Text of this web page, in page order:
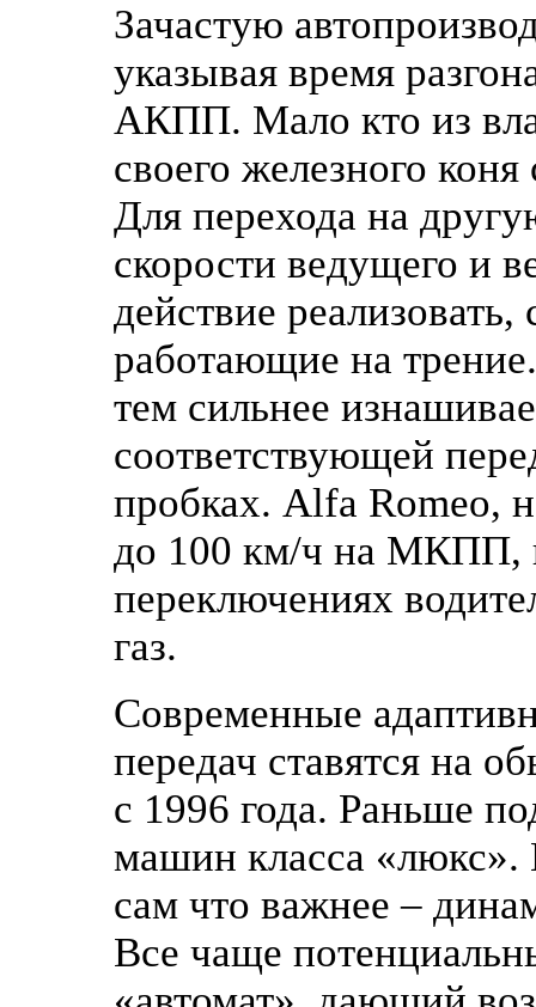
Зачастую
указывая время
АКПП. Мало кто из
своего железного
Для перехода на
скорости ведущего и
действие
работающие на
тем сильнее
соответствующей
пробках. Alfa Romeo,
до 100 км/ч на МКПП,
переключениях
газ.
Современные
передач ставятся на
с 1996 года. Раньше
машин класса
сам что важнее –
Все чаще